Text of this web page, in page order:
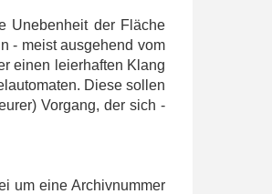
Unebenheit der Fläche
- meist ausgehend vom
einen leierhaften Klang
Diese sollen
Vorgang, der sich -
um eine Archivnummer